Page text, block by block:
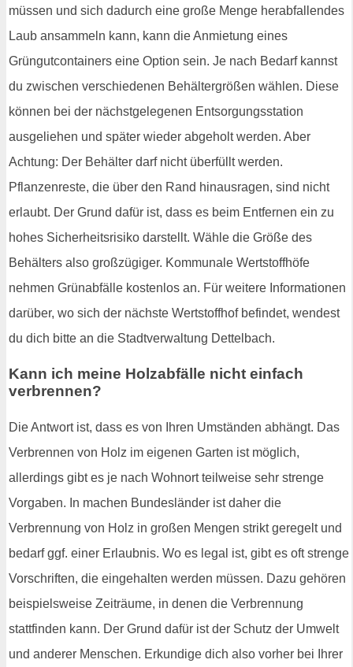
müssen und sich dadurch eine große Menge herabfallendes
Laub ansammeln kann, kann die Anmietung eines
Grüngutcontainers eine Option sein. Je nach Bedarf kannst
du zwischen verschiedenen Behältergrößen wählen. Diese
können bei der nächstgelegenen Entsorgungsstation
ausgeliehen und später wieder abgeholt werden. Aber
Achtung: Der Behälter darf nicht überfüllt werden.
Pflanzenreste, die über den Rand hinausragen, sind nicht
erlaubt. Der Grund dafür ist, dass es beim Entfernen ein zu
hohes Sicherheitsrisiko darstellt. Wähle die Größe des
Behälters also großzügiger. Kommunale Wertstoffhöfe
nehmen Grünabfälle kostenlos an. Für weitere Informationen
darüber, wo sich der nächste Wertstoffhof befindet, wendest
du dich bitte an die Stadtverwaltung Dettelbach.
Kann ich meine Holzabfälle nicht einfach
verbrennen?
Die Antwort ist, dass es von Ihren Umständen abhängt. Das
Verbrennen von Holz im eigenen Garten ist möglich,
allerdings gibt es je nach Wohnort teilweise sehr strenge
Vorgaben. In machen Bundesländer ist daher die
Verbrennung von Holz in großen Mengen strikt geregelt und
bedarf ggf. einer Erlaubnis. Wo es legal ist, gibt es oft strenge
Vorschriften, die eingehalten werden müssen. Dazu gehören
beispielsweise Zeiträume, in denen die Verbrennung
stattfinden kann. Der Grund dafür ist der Schutz der Umwelt
und anderer Menschen. Erkundige dich also vorher bei Ihrer